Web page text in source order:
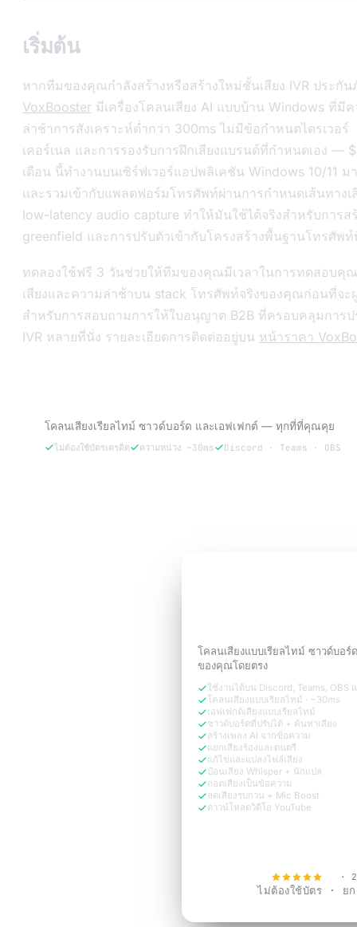
เริ่มต้น
หากทีมของคุณกำลังสร้างหรือสร้างใหม่ชั้นเสียง IVR ประกัน
VoxBooster มีเครื่องโคลนเสียง AI แบบบ้าน Windows ที่มี
ล่าช้าการสังเคราะห์ต่ำกว่า 300ms ไม่มีข้อกำหนดไดรเวอร์
เคอร์เนล และการรองรับการฝึกเสียงแบรนด์ที่กำหนดเอง —
เดือน นี้ทำงานบนเซิร์ฟเวอร์แอปพลิเคชัน Windows 10/11 ม
และรวมเข้ากับแพลตฟอร์มโทรศัพท์ผ่านการกำหนดเส้นทางเ
low-latency audio capture ทำให้มันใช้ได้จริงสำหรับการส
greenfield และการปรับตัวเข้ากับโครงสร้างพื้นฐานโทรศัพ
ทดลองใช้ฟรี 3 วันช่วยให้ทีมของคุณมีเวลาในการทดสอบคุ
เสียงและความล่าช้าบน stack โทรศัพท์จริงของคุณก่อนที่จะ
สำหรับการสอบถามการให้ใบอนุญาต B2B ที่ครอบคลุมการป
IVR หลายที่นั่ง รายละเอียดการติดต่ออยู่บน หน้าราคา
โคลนเสียงเรียลไทม์ ซาวด์บอร์ด และเอฟเฟกต์ — ทุกที่ที่คุณคุย
ไม่ต้องใช้บัตรเครดิต ความหน่วง ~30ms Discord · Teams · OBS
โคลนเสียงแบบเรียลไทม์ ซาวด์บอ
ของคุณโดยตรง
ใช้งานได้บน Discord, Teams, OBS
โคลนเสียงแบบเรียลไทม์ · ~30ms
เอฟเฟกต์เสียงแบบเรียลไทม์
ซาวด์บอร์ดที่ปรับได้ + ค้นหาเสียง
สร้างเพลง AI จากข้อความ
แยกเสียงร้องและดนตรี
แก้ไขและแปลงไฟล์เสียง
ป้อนเสียง Whisper + นักแปล
ถอดเสียงเป็นข้อความ
ลดเสียงรบกวน + Mic Boost
ดาวน์โหลดวิดีโอ YouTube
·
ไม่ต้องใช้บัตร · ยก